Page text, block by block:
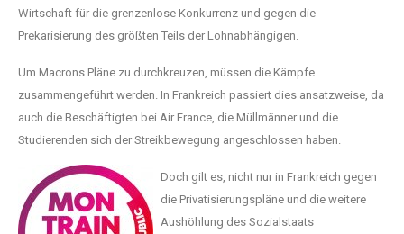
Wirtschaft für die grenzenlose Konkurrenz und gegen die
Prekarisierung des größten Teils der Lohnabhängigen.
Um Macrons Pläne zu durchkreuzen, müssen die Kämpfe
zusammengeführt werden. In Frankreich passiert dies ansatzweise, da
auch die Beschäftigten bei Air France, die Müllmänner und die
Studierenden sich der Streikbewegung angeschlossen haben.
Doch gilt es, nicht nur in Frankreich gegen
die Privatisierungspläne und die weitere
Aushöhlung des Sozialstaats